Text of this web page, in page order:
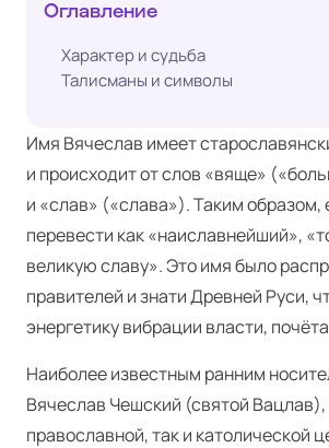
Оглавление
Характер и судьба
Талисманы и символы
Имя Вячеслав имеет
и происходит от слов «вяще»
и «слав» («слава»). Таким образом,
перевести как «наиславнейший»,
великую славу». Это имя было
правителей и знати Древней Руси,
энергетику вибрации власти,
Наиболее известным ранним
Вячеслав Чешский (святой
православной, так и католической